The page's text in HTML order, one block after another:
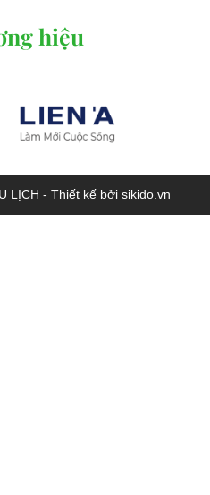
hiệu
LỊCH - Thiết kế bởi sikido.vn